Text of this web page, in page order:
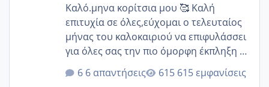
Καλό.μηνα κορίτσια μου 🥰 Καλή
επιτυχία σε όλες,εύχομαι ο τελευταίος
μήνας του καλοκαιριού να επιφυλάσσει
για όλες σας την πιο όμορφη έκπληξη 🧿
@Elk @Melikara86 @Παρασκευαιδου
@Zenia z @melitiniღ @Christi.D.
6 απαντήσεις 615 εμφανίσεις